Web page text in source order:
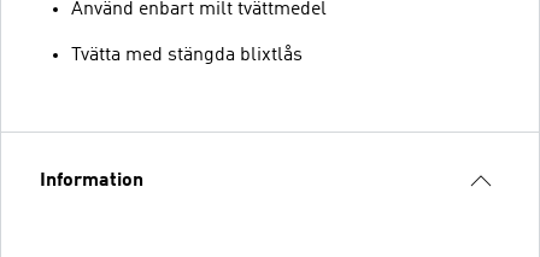
Använd enbart milt tvättmedel
Tvätta med stängda blixtlås
Information